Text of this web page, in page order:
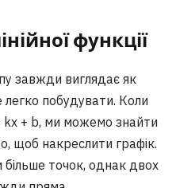
функції
завжди виглядає як
легко побудувати. Коли
+ b, ми можемо знайти
щоб накреслити графік.
більше точок, однак двох